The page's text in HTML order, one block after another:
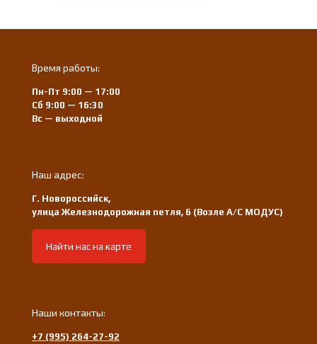
Время работы:
Пн-Пт 9:00 — 17:00
Сб 9:00 — 16:30
Вс — выходной
Наш адрес:
Г. Новороссийск,
улица Железнодорожная петля, 6 (Возле А/С МОДУС)
Найти нас на карте
Наши контакты:
+7 (995) 264-27-92